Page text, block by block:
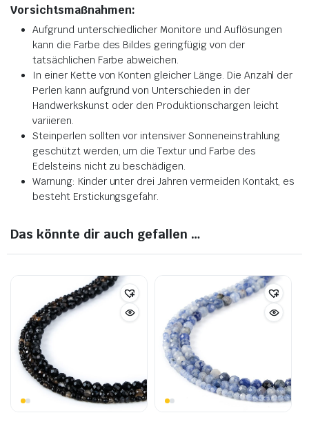
Vorsichtsmaßnahmen:
Aufgrund unterschiedlicher Monitore und Auflösungen
kann die Farbe des Bildes geringfügig von der
tatsächlichen Farbe abweichen.
In einer Kette von Konten gleicher Länge. Die Anzahl der
Perlen kann aufgrund von Unterschieden in der
Handwerkskunst oder den Produktionschargen leicht
variieren.
Steinperlen sollten vor intensiver Sonneneinstrahlung
geschützt werden, um die Textur und Farbe des
Edelsteins nicht zu beschädigen.
Warnung: Kinder unter drei Jahren vermeiden Kontakt, es
besteht Erstickungsgefahr.
Das könnte dir auch gefallen …